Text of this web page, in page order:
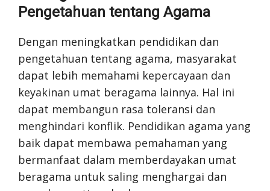
Pengetahuan tentang Agama
Dengan meningkatkan pendidikan dan
pengetahuan tentang agama, masyarakat
dapat lebih memahami kepercayaan dan
keyakinan umat beragama lainnya. Hal ini
dapat membangun rasa toleransi dan
menghindari konflik. Pendidikan agama yang
baik dapat membawa pemahaman yang
bermanfaat dalam memberdayakan umat
beragama untuk saling menghargai dan